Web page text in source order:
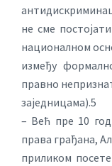
не сме
националном
између
правно
заједницама).5
– Већ пре 10
права грађана,
приликом